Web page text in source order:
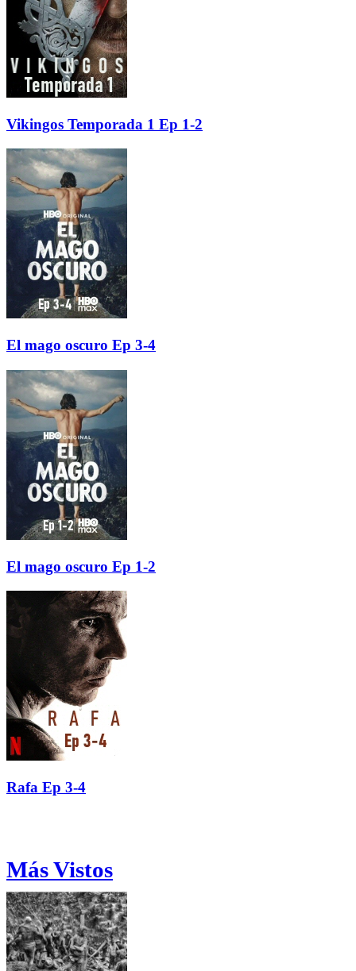
Vikingos Temporada 1 Ep 1-2
El mago oscuro Ep 3-4
El mago oscuro Ep 1-2
Rafa Ep 3-4
Más Vistos